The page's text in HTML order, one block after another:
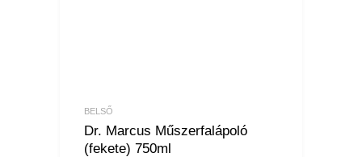
BELSŐ
Dr. Marcus Műszerfalápoló
(fekete) 750ml